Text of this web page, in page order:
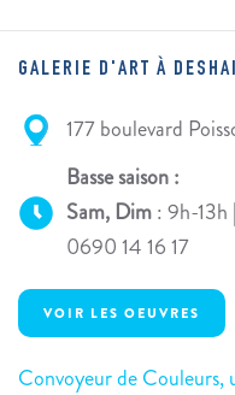
GALERIE D'ART À
177 boulevard
Basse saison :
Sam, Dim: 9h-13h
0690 14 16 17
VOIR LES OEUVRES
Convoyeur de Couleurs,